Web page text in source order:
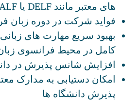
های معتبر مانند DELF یا DALF می باشد.
فواید شرکت در دوره زبان
بهبود سریع مهارت های
کامل در محیط فرانسوی
افزایش شانس پذیرش در
امکان دستیابی به مدارک
پذیرش دانشگاه ها